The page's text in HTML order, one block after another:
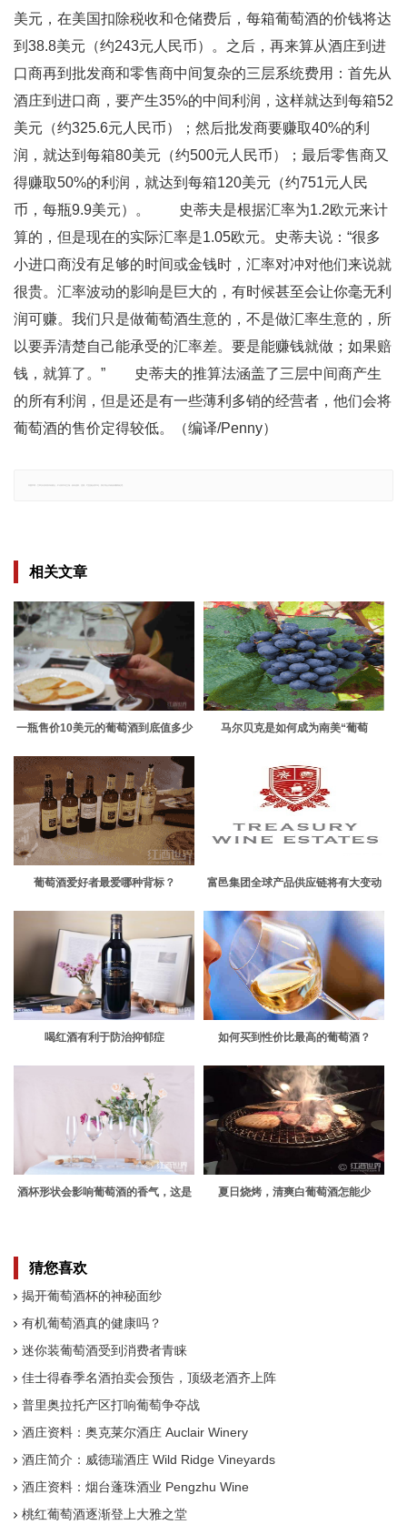
美元，在美国扣除税收和仓储费后，每箱葡萄酒的价钱将达
到38.8美元（约243元人民币）。之后，再来算从酒庄到进
口商再到批发商和零售商中间复杂的三层系统费用：首先从
酒庄到进口商，要产生35%的中间利润，这样就达到每箱52
美元（约325.6元人民币）；然后批发商要赚取40%的利
润，就达到每箱80美元（约500元人民币）；最后零售商又
得赚取50%的利润，就达到每箱120美元（约751元人民
币，每瓶9.9美元）。 史蒂夫是根据汇率为1.2欧元来计
算的，但是现在的实际汇率是1.05欧元。史蒂夫说：“很多
小进口商没有足够的时间或金钱时，汇率对冲对他们来说就
很贵。汇率波动的影响是巨大的，有时候甚至会让你毫无利
润可赚。我们只是做葡萄酒生意的，不是做汇率生意的，所
以要弄清楚自己能承受的汇率差。要是能赚钱就做；如果赔
钱，就算了。” 史蒂夫的推算法涵盖了三层中间商产生
的所有利润，但是还是有一些薄利多销的经营者，他们会将
葡萄酒的售价定得较低。（编译/Penny）
相关文章
一瓶售价10美元的葡萄酒到底值多少
马尔贝克是如何成为南美“葡萄
葡萄酒爱好者最爱哪种背标？ 富邑集团全球产品供应链将有大变动
喝红酒有利于防治抑郁症 如何买到性价比最高的葡萄酒？
酒杯形状会影响葡萄酒的香气，这是
夏日烧烤，清爽白葡萄酒怎能少
猜您喜欢
揭开葡萄酒杯的神秘面纱
有机葡萄酒真的健康吗？
迷你装葡萄酒受到消费者青睐
佳士得春季名酒拍卖会预告，顶级老酒齐上阵
普里奥拉托产区打响葡萄争夺战
酒庄资料：奥克莱尔酒庄 Auclair Winery
酒庄简介：威德瑞酒庄 Wild Ridge Vineyards
酒庄资料：烟台蓬珠酒业 Pengzhu Wine
桃红葡萄酒逐渐登上大雅之堂